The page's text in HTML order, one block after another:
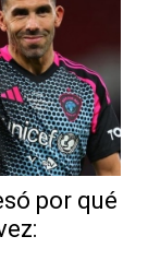
por qué